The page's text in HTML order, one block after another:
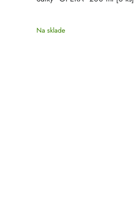
Na sklade